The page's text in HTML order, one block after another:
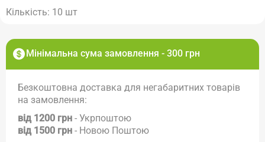
Мінімальна сума замовлення - 300 грн
Безкоштовна доставка для негабаритних товарів
на замовлення:
від 1200 грн - Укрпоштою
від 1500 грн - Новою Поштою
Кількість: 10 шт